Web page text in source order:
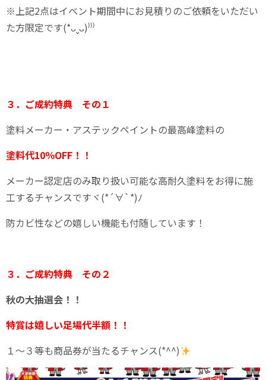
※上記2点はイベント期間中にお見積りのご依頼をいただい
た方限定です(*ᴗˬᴗ)⁾⁾⁾
３．ご成約特典 その１
塗料メーカー・アステックペイントの最高峰塗料の
塗料代10％OFF！！
メーカー認定店のみ取り扱い可能な高耐久塗料をお得に施
工するチャンスです ヾ(*´ ∀`*)ﾉ
防カビ性などの嬉しい機能も付随しています！
３．ご成約特典 その２
秋の大抽選会！！
特賞は嬉しい足場代半額！！
１～３等も商品券が当たるチャンス(*^^)